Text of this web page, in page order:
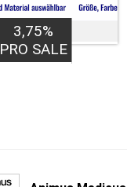
3,75%
PRO SALE